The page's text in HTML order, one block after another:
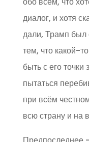
диалог, и хотя
дали, Трамп был
тем, что какой-
быть с его
пытаться
при всём
всю страну и на